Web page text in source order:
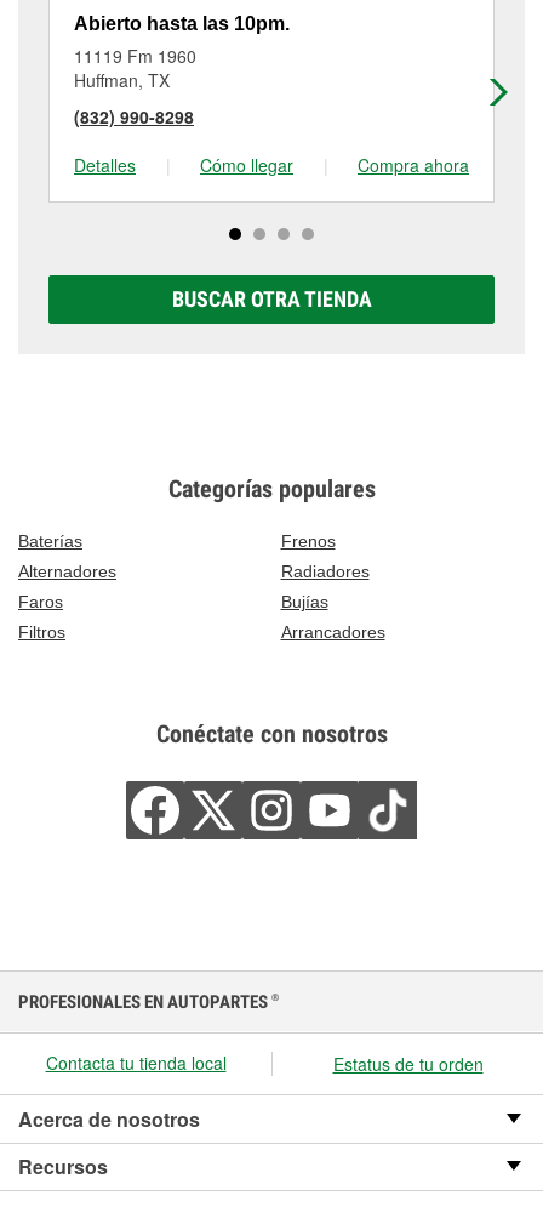
Abierto hasta las 10pm.
11119 Fm 1960
Huffman, TX
(832) 990-8298
Detalles
| Cómo llegar | Compra ahora
BUSCAR OTRA TIENDA
Categorías populares
Baterías
Frenos
Alternadores
Radiadores
Faros
Bujías
Filtros
Arrancadores
Conéctate con nosotros
PROFESIONALES EN AUTOPARTES ®
Contacta tu tienda local Estatus de tu orden
Acerca de nosotros
Recursos